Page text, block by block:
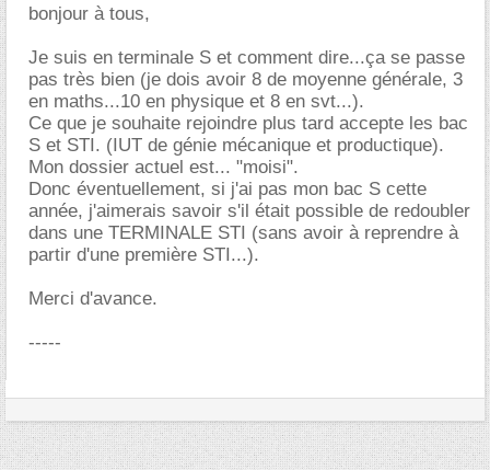
bonjour à tous,
Je suis en terminale S et comment dire...ça se passe
pas très bien (je dois avoir 8 de moyenne générale, 3
en maths...10 en physique et 8 en svt...).
Ce que je souhaite rejoindre plus tard accepte les bac
S et STI. (IUT de génie mécanique et productique).
Mon dossier actuel est... "moisi".
Donc éventuellement, si j'ai pas mon bac S cette
année, j'aimerais savoir s'il était possible de redoubler
dans une TERMINALE STI (sans avoir à reprendre à
partir d'une première STI...).
Merci d'avance.
-----